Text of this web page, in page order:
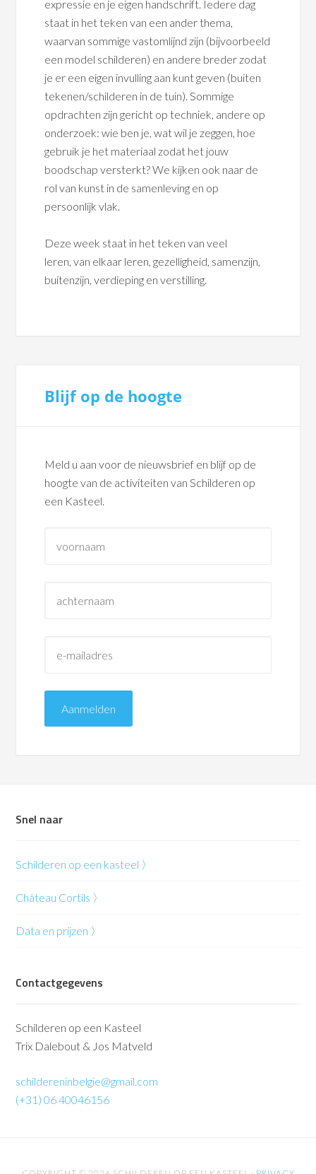
expressie en je eigen handschrift. Iedere dag
staat in het teken van een ander thema,
waarvan sommige vastomlijnd zijn (bijvoorbeeld
een model schilderen) en andere breder zodat
je er een eigen invulling aan kunt geven (buiten
tekenen/schilderen in de tuin). Sommige
opdrachten zijn gericht op techniek, andere op
onderzoek: wie ben je, wat wil je zeggen, hoe
gebruik je het materiaal zodat het jouw
boodschap versterkt? We kijken ook naar de
rol van kunst in de samenleving en op
persoonlijk vlak.
Deze week staat in het teken van veel
leren, van elkaar leren, gezelligheid, samenzijn,
buitenzijn, verdieping en verstilling.
Blijf op de hoogte
Meld u aan voor de nieuwsbrief en blijf op de
hoogte van de activiteiten van Schilderen op
een Kasteel.
Snel naar
Schilderen op een kasteel 〉
Château Cortils 〉
Data en prijzen 〉
Contactgegevens
Schilderen op een Kasteel
Trix Dalebout & Jos Matveld
schildereninbelgie@gmail.com
(+31) 06 40046156